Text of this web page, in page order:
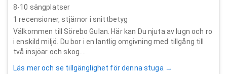
8-10 sängplatser
1 recensioner, stjärnor i snittbetyg
Välkommen till Sörebo Gulan. Här kan Du njuta av lugn och ro
i enskild miljö. Du bor i en lantlig omgivning med tillgång till
två insjöar och skog....
Läs mer och se tillgänglighet för denna stuga →